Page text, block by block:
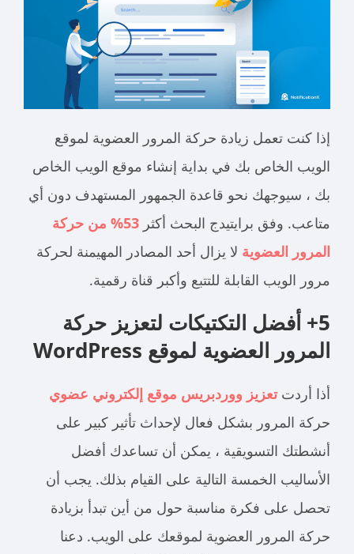
إذا كنت تعملزيادة حركة المرور العضوية لموقع
الويب الخاص بك في بداية إنشاء موقع الويب الخاص
بك ، سيوجهك نحو قاعدة الجمهور المستهدف دون أي
متاعب. وفقبرايتيدجالبحث أكثر
53% من حركة
المرور العضوية لا يزال أحد المصادر المهيمنة لحركة
مرور الويب القابلة للتتبع وأكبر قناة رقمية.
5+ أفضل التكتيكات لتعزيز حركة
المرور العضوية لموقع WordPress
أذا أردتتعزيز ووردبريسموقع إلكترونيعضوي
حركة المرور بشكل فعال لإحداث تأثير كبير على
أنشطتك التسويقية ، يمكن أن تساعدك أفضل
الأساليب الخمسة التالية على القيام بذلك. يجب أن
تحصل على فكرة مناسبة حول من أين تبدأ بزيادة
حركة المرور العضوية لموقعك على الويب. دعنا